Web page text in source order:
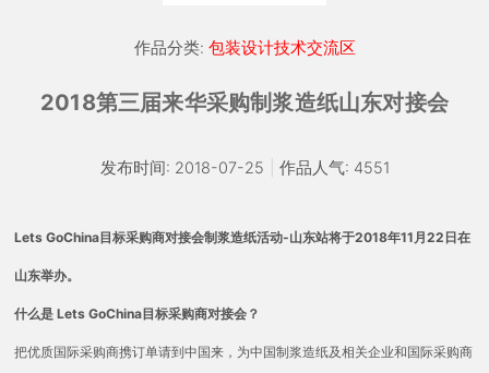
作品分类: 包装设计技术交流区
2018第三届来华采购制浆造纸山东对接会
发布时间: 2018-07-25 作品人气: 4551
Lets GoChina目标采购商对接会制浆造纸活动-山东站将于2018年11月22日在
山东举办。
什么是 Lets GoChina目标采购商对接会？
把优质国际采购商携订单请到中国来，为中国制浆造纸及相关企业和国际采购商